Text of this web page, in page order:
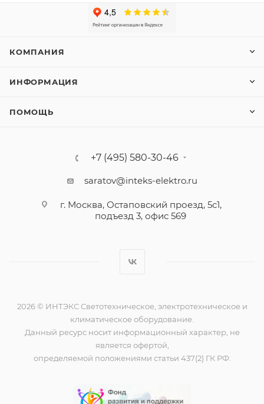
КОМПАНИЯ
ИНФОРМАЦИЯ
ПОМОЩЬ
+7 (495) 580-30-46
saratov@inteks-elektro.ru
г. Москва, Остаповский проезд, 5с1,
подъезд 3, офис 569
2026 © ИНТЭКС Светотехническое, электротехническое и
климатическое оборудование.
Данный ресурс носит информационный характер, не
является офертой,
определяемой положениями статьи 437(2) ГК РФ.